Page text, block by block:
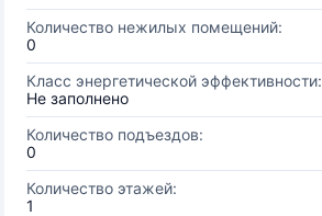
Количество нежилых помещений:
0
Класс энергетической эффективности:
Не заполнено
Количество подъездов:
0
Количество этажей:
1